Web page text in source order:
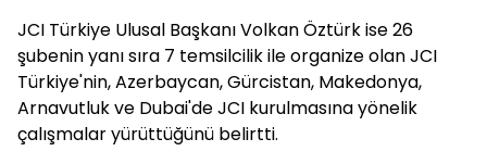
JCI Türkiye Ulusal Başkanı Volkan Öztürk ise 26
şubenin yanı sıra 7 temsilcilik ile organize olan JCI
Türkiye'nin, Azerbaycan, Gürcistan, Makedonya,
Arnavutluk ve Dubai'de JCI kurulmasına yönelik
çalışmalar yürüttüğünü belirtti.